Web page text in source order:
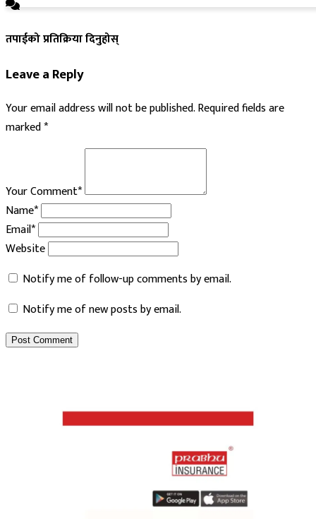
तपाईको प्रतिक्रिया दिनुहोस्
Leave a Reply
Your email address will not be published.Required fields are
marked*
Your Comment*
Name*
Email*
Website
Notify me of follow-up comments by email.
Notify me of new posts by email.